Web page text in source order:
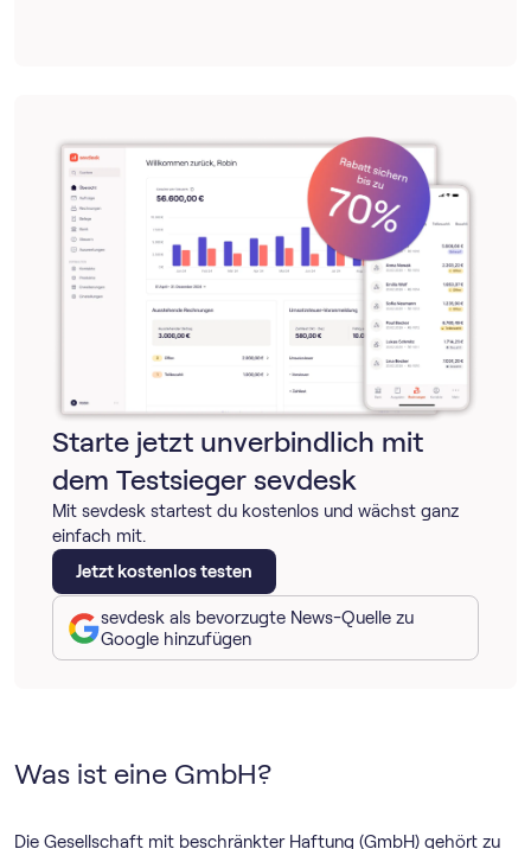
Starte jetzt unverbindlich mit
dem Testsieger sevdesk
Mit sevdesk startest du kostenlos und wächst ganz
einfach mit.
Jetzt kostenlos testen
sevdesk als bevorzugte News-Quelle zu
Google hinzufügen
Was ist eine GmbH?
Die Gesellschaft mit beschränkter Haftung (GmbH) gehört zu